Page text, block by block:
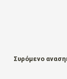
Συρόμενο